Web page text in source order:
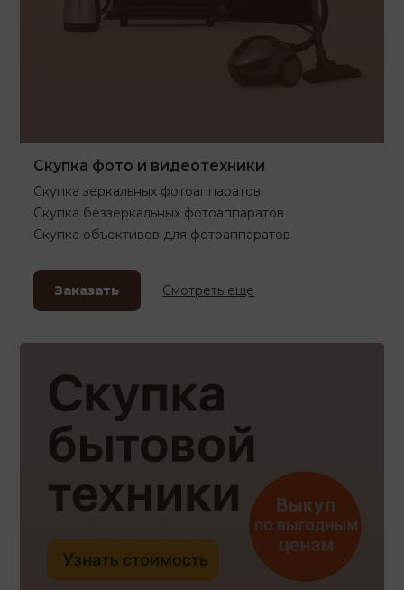
Скупка фото и видеотехники
Скупка зеркальных фотоаппаратов
Скупка беззеркальных фотоаппаратов
Скупка объективов для фотоаппаратов
Заказать Смотреть еще